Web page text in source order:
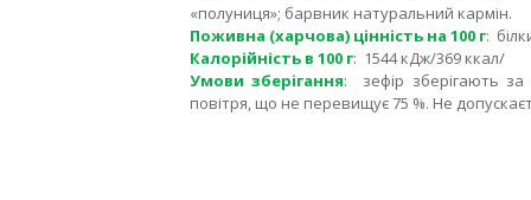
«полуниця»; барвник натуральний кармін.
Поживна (харчова) цінність на 100 г:
Калорійність в 100 г: 1544 кДж/369 ккал/
Умови зберігання: зефір зберігають за
повітря, що не перевищує 75 %. Не